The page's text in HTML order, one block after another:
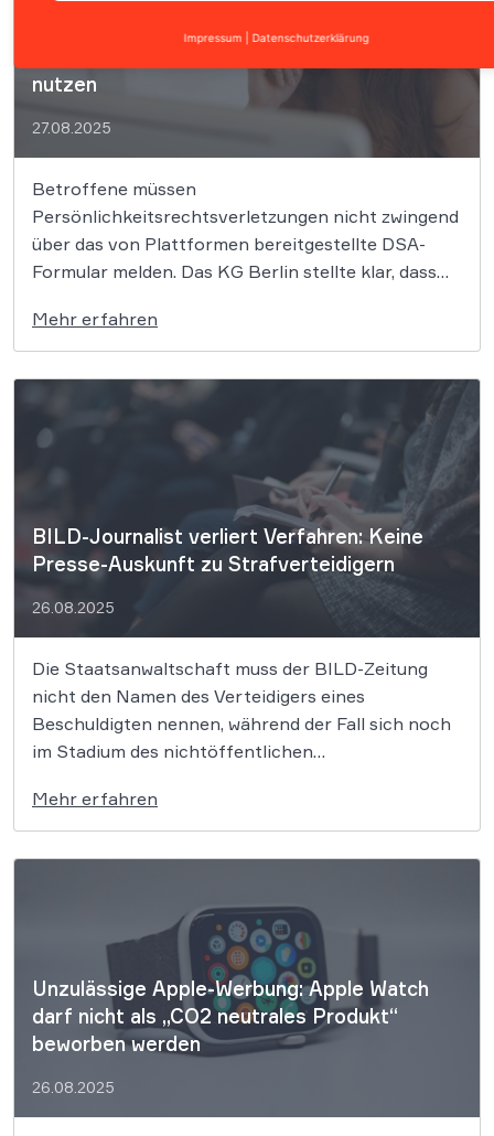
Kenntnis von Rechtsverletzung: Nutzer
nutzen
27.08.2025
Betroffene müssen
Persönlichkeitsrechtsverletzungen nicht zwingend
über das von Plattformen bereitgestellte DSA-
Formular melden. Das KG Berlin stellte klar, dass
Kenntnis verschaffen können, solange sie präzise
und nachvollziehbar sind. Das Kammergericht (KG)
Berlin hat entschieden, dass Betroffene von
Persönlichkeitsrechtsverletzungen ihre Hinweise
nicht ausschließlich über das von einer […]
Mehr erfahren
BILD-Journalist verliert Verfahren: Keine
Presse-Auskunft zu Strafverteidigern
26.08.2025
Die Staatsanwaltschaft muss der BILD-Zeitung
nicht den Namen des Verteidigers eines
Beschuldigten nennen, während der Fall sich noch
im Stadium des nichtöffentlichen
befindet. Die Auskunft wollte er erhalten, um über
den Verteidiger an den mutmaßlichen Täter zu
gelangen, um mit diesem dann weitergehend
Mehr erfahren
Unzulässige Apple-Werbung: Apple Watch
darf nicht als „CO2 neutrales Produkt“
beworben werden
26.08.2025
Impressum Datenschutzerklärung